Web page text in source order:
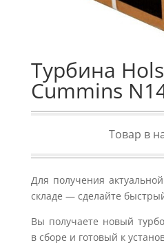
Турбина
Cummins
Товар в
Для получения
складе — сделайте
Вы получаете новый
в сборе и готовый к